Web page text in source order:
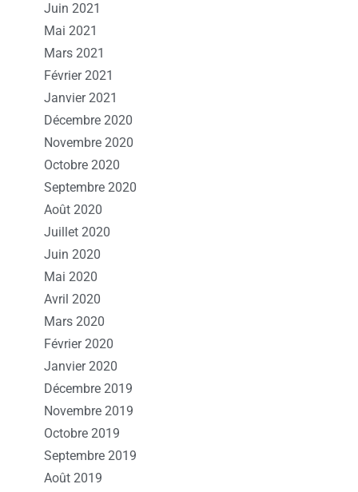
Juin 2021
Mai 2021
Mars 2021
Février 2021
Janvier 2021
Décembre 2020
Novembre 2020
Octobre 2020
Septembre 2020
Août 2020
Juillet 2020
Juin 2020
Mai 2020
Avril 2020
Mars 2020
Février 2020
Janvier 2020
Décembre 2019
Novembre 2019
Octobre 2019
Septembre 2019
Août 2019